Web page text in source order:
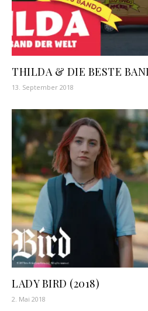
THILDA & DIE BESTE
13. September 2018
LADY BIRD (2018)
2. Mai 2018